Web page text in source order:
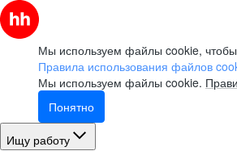
Мы используем файлы cookie, чтобы
Правила использования файлов
Мы используем файлы cookie.
Понятно
Ищу работу